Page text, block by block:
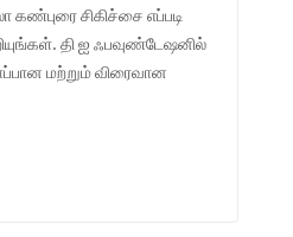
கண்புரை சிகிச்சை எப்படி
தி ஐ ஃபவுண்டேஷனில்
மற்றும் விரைவான